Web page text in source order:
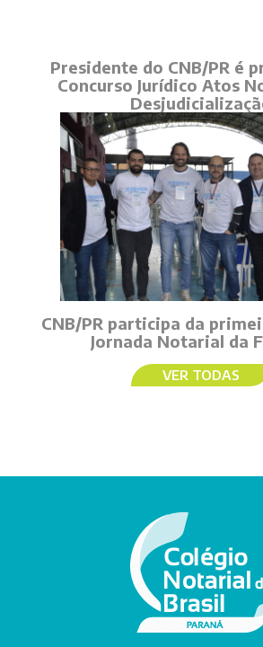
Presidente do CNB/PR é
Concurso Jurídico Atos
CNB/PR participa da
Jornada Notarial da
VER TODAS